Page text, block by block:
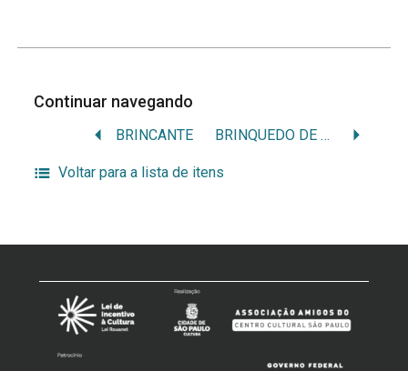
Continuar navegando
BRINCANTE BRINQUEDO DE MIRITI
Voltar para a lista de itens